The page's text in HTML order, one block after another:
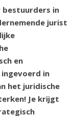
bestuurders in
jurist
en
in
het juridische
Je krijgt